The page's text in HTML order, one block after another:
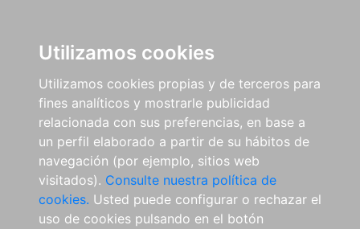
Utilizamos cookies
Utilizamos cookies propias y de terceros para
fines analíticos y mostrarle publicidad
relacionada con sus preferencias, en base a
un perfil elaborado a partir de su hábitos de
navegación (por ejemplo, sitios web
visitados). Consulte nuestra política de
cookies. Usted puede configurar o rechazar el
uso de cookies pulsando en el botón